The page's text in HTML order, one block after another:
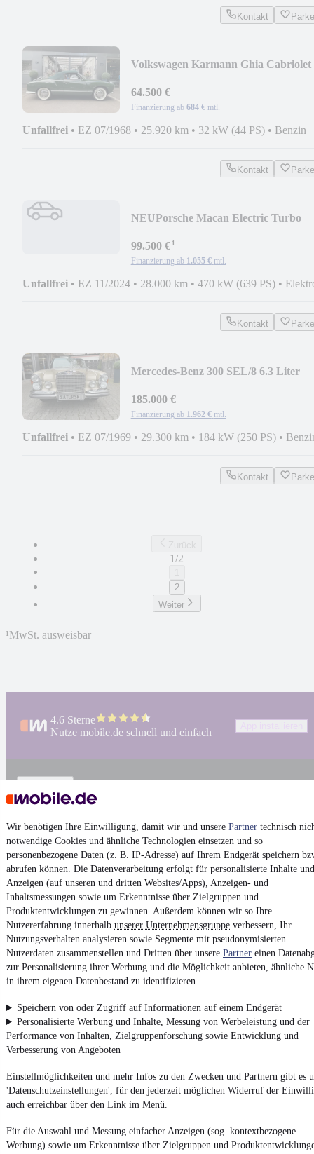
Wir benötigen Ihre Einwilligung, damit wir und unsere Partner technisch
notwendige Cookies und ähnliche Technologien einsetzen und so
personenbezogene Daten (z. B. IP-Adresse) auf Ihrem Endgerät speichern
abrufen können. Die Datenverarbeitung erfolgt für personalisierte Inhalte und
Anzeigen (auf unseren und dritten Websites/Apps), Anzeigen- und
Inhaltsmessungen sowie um Erkenntnisse über Zielgruppen und
Produktentwicklungen zu gewinnen. Außerdem können wir so Ihre
Nutzererfahrung innerhalb unserer Unternehmensgruppe verbessern, Ihr
Nutzungsverhalten analysieren sowie Segmente mit pseudonymisierten
Nutzerdaten zusammenstellen und Dritten über unsere Partner einen
zur Personalisierung ihrer Werbung und die Möglichkeit anbieten, ähnliche
in ihrem eigenen Datenbestand zu identifizieren.
Speichern von oder Zugriff auf Informationen auf einem Endgerät
Personalisierte Werbung und Inhalte, Messung von Werbeleistung und der
Performance von Inhalten, Zielgruppenforschung sowie Entwicklung und
Verbesserung von Angeboten
Einstellmöglichkeiten und mehr Infos zu den Zwecken und Partnern gibt es
'Datenschutzeinstellungen', für den jederzeit möglichen Widerruf der
auch erreichbar über den Link im Menü.
Für die Auswahl und Messung einfacher Anzeigen (sog. kontextbezogene
Werbung) sowie um Erkenntnisse über Zielgruppen und
Kontakt
Volkswagen Karmann Ghia Cabriolet
64.500 €
Finanzierung ab 684 € mtl.
Unfallfrei • EZ 07/1968 • 25.920 km • 32 kW (44 PS) • Benzin
Kontakt
NEUPorsche Macan Electric Turbo
99.500 €¹
Finanzierung ab 1.055 € mtl.
Unfallfrei • EZ 11/2024 • 28.000 km • 470 kW (639 PS) •
Kontakt
Mercedes-Benz 300 SEL/8 6.3 Liter
185.000 €
Finanzierung ab 1.962 € mtl.
Unfallfrei • EZ 07/1969 • 29.300 km • 184 kW (250 PS) •
Kontakt
1/2
2
Weiter
¹MwSt. ausweisbar
4.6 Sterne
Nutze mobile.de schnell und einfach
AGB
Vertrag widerrufen
Datenschutz
Datenschutzeinstellungen
Erklärung zur Barrierefreiheit
Report Security Vulnerability (English)
Powered by
VonAuto verkaufenüberE-Bikesund